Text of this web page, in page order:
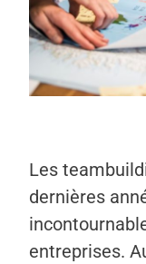
Les
dernières
entreprises.